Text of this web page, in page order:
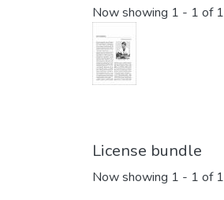
Now showing 1 - 1 of 1
License bundle
Now showing 1 - 1 of 1